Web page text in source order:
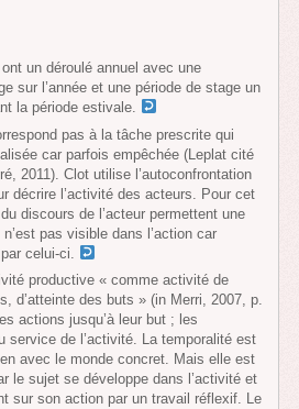
un déroulé annuel avec une
sur l’année et une période de stage un
la période estivale.
pas à la tâche prescrite qui
car parfois empêchée (Leplat cité
2011). Clot utilise l’autoconfrontation
décrire l’activité des acteurs. Pour cet
discours de l’acteur permettent une
pas visible dans l’action car
celui-ci.
productive « comme activité de
d’atteinte des buts » (in Merri, 2007, p.
actions jusqu’à leur but ; les
service de l’activité. La temporalité est
avec le monde concret. Mais elle est
le sujet se développe dans l’activité et
sur son action par un travail réflexif. Le